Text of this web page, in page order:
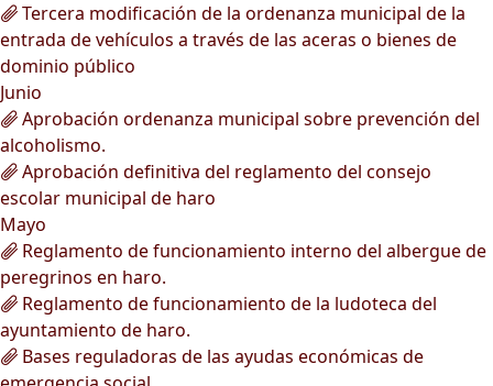
Tercera modificación de la ordenanza municipal de la
entrada de vehículos a través de las aceras o bienes de
dominio público
Junio
Aprobación ordenanza municipal sobre prevención del
alcoholismo.
Aprobación definitiva del reglamento del consejo
escolar municipal de haro
Mayo
Reglamento de funcionamiento interno del albergue de
peregrinos en haro.
Reglamento de funcionamiento de la ludoteca del
ayuntamiento de haro.
Bases reguladoras de las ayudas económicas de